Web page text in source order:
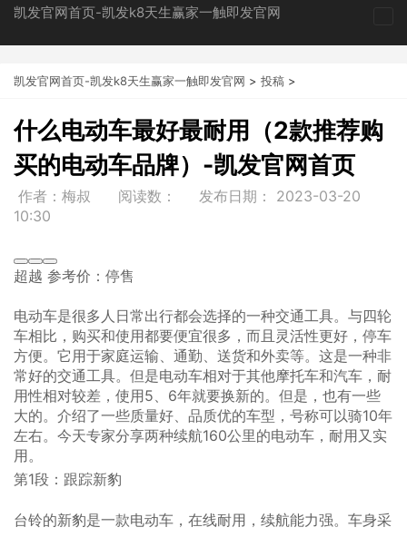
凯发官网首页-凯发k8天生赢家一触即发官网
凯发官网首页-凯发k8天生赢家一触即发官网 > 投稿 >
什么电动车最好最耐用（2款推荐购
买的电动车品牌）-凯发官网首页
作者：梅叔 阅读数： 发布日期： 2023-03-20
10:30
超越 参考价：停售
电动车是很多人日常出行都会选择的一种交通工具。与四轮
车相比，购买和使用都要便宜很多，而且灵活性更好，停车
方便。它用于家庭运输、通勤、送货和外卖等。这是一种非
常好的交通工具。但是电动车相对于其他摩托车和汽车，耐
用性相对较差，使用5、6年就要换新的。但是，也有一些
大的。介绍了一些质量好、品质优的车型，号称可以骑10年
左右。今天专家分享两种续航160公里的电动车，耐用又实
用。
第1段：跟踪新豹
台铃的新豹是一款电动车，在线耐用，续航能力强。车身采